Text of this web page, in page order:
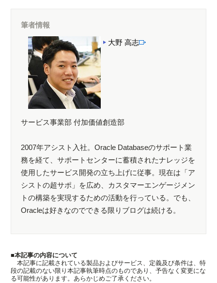
筆者情報
大野 高志
サービス事業部 付加価値創造部
2007年アシスト入社。Oracle Databaseのサポート業
務を経て、サポートセンターに蓄積されたナレッジを
使用したサービス開発の立ち上げに従事。現在は「ア
シストの超サポ」を広め、カスタマーエンゲージメン
トの構築を実現するための活動を行っている。でも、
Oracleは好きなのでできる限りブログは続ける。
■本記事の内容について
本記事に記載されている製品およびサービス、定義及び条件は、特
段の記載のない限り本記事執筆時点のものであり、予告なく変更にな
る可能性があります。あらかじめご了承ください。